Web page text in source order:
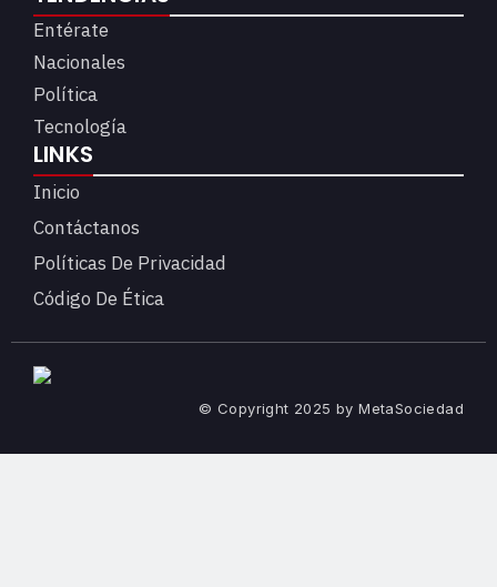
Entérate
Nacionales
Política
Tecnología
LINKS
Inicio
Contáctanos
Políticas De Privacidad
Código De Ética
© Copyright 2025 by MetaSociedad